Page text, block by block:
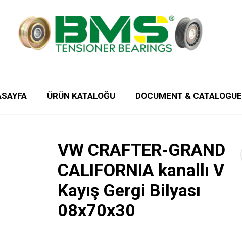
ÜRÜN KATALOĞU DOCUMENT & CATALOGUE
VW CRAFTER-GRAND
CALIFORNIA kanallı V
Kayış Gergi Bilyası
08x70x30